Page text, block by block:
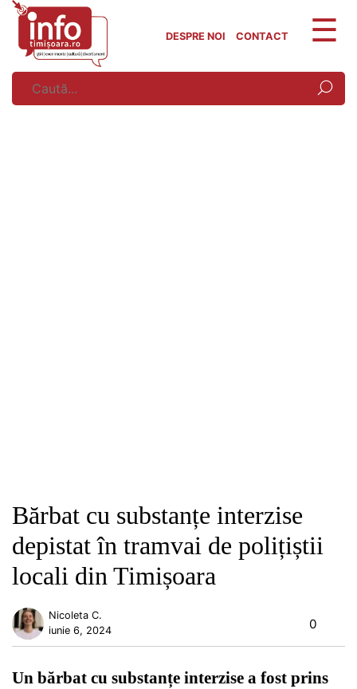
Skip
content
DESPRE NOI CONTACT
Bărbat cu substanțe interzise
depistat în tramvai de polițiștii
locali din Timișoara
Nicoleta C.
iunie 6, 2024
0
Un bărbat cu substanțe interzise a fost prins